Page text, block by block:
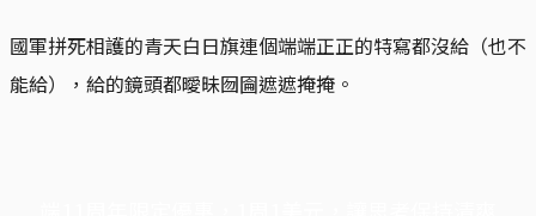
國軍拼死相護的青天白日旗連個端端正正的特寫都沒給（也不
能給），給的鏡頭都曖昧囫圇遮遮掩掩。